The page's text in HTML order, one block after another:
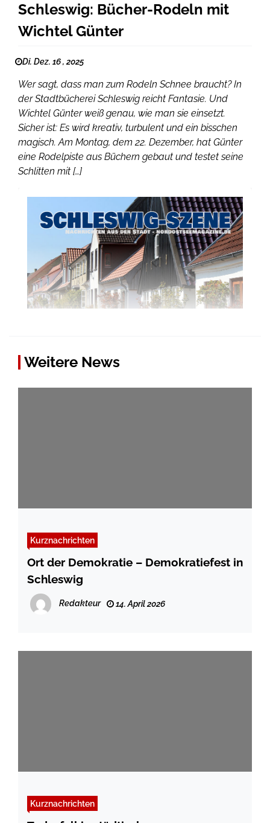
Schleswig: Bücher-Rodeln mit
Wichtel Günter
Di. Dez. 16 , 2025
Wer sagt, dass man zum Rodeln Schnee braucht? In
der Stadtbücherei Schleswig reicht Fantasie. Und
Wichtel Günter weiß genau, wie man sie einsetzt.
Sicher ist: Es wird kreativ, turbulent und ein bisschen
magisch. Am Montag, dem 22. Dezember, hat Günter
eine Rodelpiste aus Büchern gebaut und testet seine
Schlitten mit […]
Weitere News
Kurznachrichten
Ort der Demokratie – Demokratiefest in
Schleswig
Redakteur 14. April 2026
Kurznachrichten